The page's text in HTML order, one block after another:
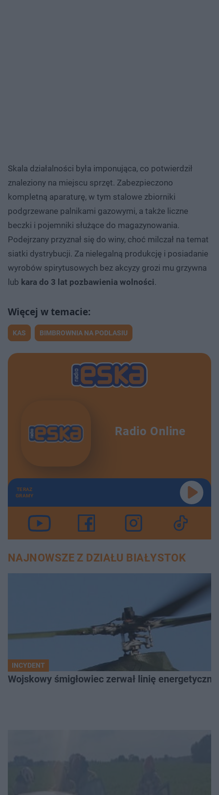
Skala działalności była imponująca, co potwierdził
znaleziony na miejscu sprzęt. Zabezpieczono
kompletną aparaturę, w tym stalowe zbiorniki
podgrzewane palnikami gazowymi, a także liczne
beczki i pojemniki służące do magazynowania.
Podejrzany przyznał się do winy, choć milczał na temat
siatki dystrybucji. Za nielegalną produkcję i posiadanie
wyrobów spirytusowych bez akcyzy grozi mu grzywna
lub kara do 3 lat pozbawienia wolności.
KAS BIMBROWNIA NA PODLASIU
Radio Online
TERAZ
GRAMY
NAJNOWSZE Z DZIAŁU BIAŁYSTOK
INCYDENT
Wojskowy śmigłowiec zerwał linię